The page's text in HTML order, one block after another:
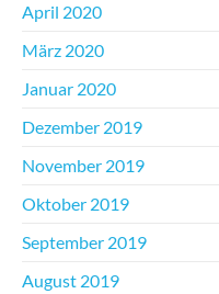
April 2020
März 2020
Januar 2020
Dezember 2019
November 2019
Oktober 2019
September 2019
August 2019